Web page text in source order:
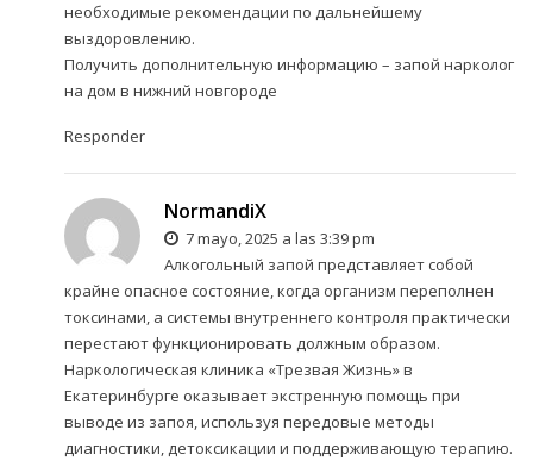
необходимые рекомендации по дальнейшему
выздоровлению.
Получить дополнительную информацию – запой нарколог
на дом в нижний новгороде
Responder
NormandiX
7 mayo, 2025 a las 3:39 pm
Алкогольный запой представляет собой
крайне опасное состояние, когда организм переполнен
токсинами, а системы внутреннего контроля практически
перестают функционировать должным образом.
Наркологическая клиника «Трезвая Жизнь» в
Екатеринбурге оказывает экстренную помощь при
выводе из запоя, используя передовые методы
диагностики, детоксикации и поддерживающую терапию.